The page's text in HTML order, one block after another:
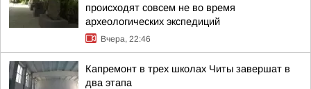
происходят совсем не во время
археологических экспедиций
Вчера, 22:46
Капремонт в трех школах Читы завершат в
два этапа